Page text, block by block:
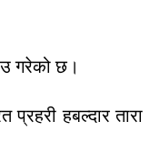
गरेको छ।
प्रहरी हबल्दार तारा